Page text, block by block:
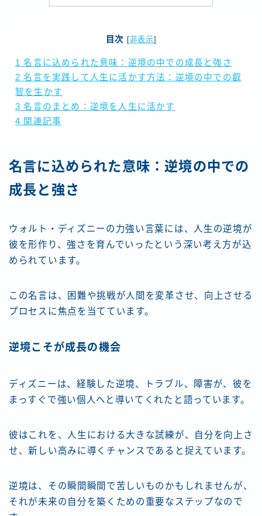
目次 [非表示]
1 名言に込められた意味：逆境の中での成長と強さ
2 名言を実践して人生に活かす方法：逆境の中での叡
智を生かす
3 名言のまとめ：逆境を人生に活かす
4 関連記事
名言に込められた意味：逆境の中での
成長と強さ
ウォルト・ディズニーの力強い言葉には、人生の逆境が
彼を形作り、強さを育んでいったという深い考え方が込
められています。
この名言は、困難や挑戦が人間を変革させ、向上させる
プロセスに焦点を当てています。
逆境こそが成長の機会
ディズニーは、経験した逆境、トラブル、障害が、彼を
まっすぐで強い個人へと導いてくれたと語っています。
彼はこれを、人生における大きな試練が、自分を向上さ
せ、新しい高みに導くチャンスであると捉えています。
逆境は、その瞬間瞬間で苦しいものかもしれませんが、
それが未来の自分を築くための重要なステップなので